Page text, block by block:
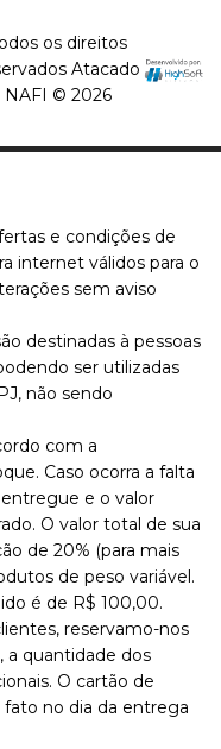
os direitos
Atacado
NAFI © 2026
e condições de
internet válidos para o
sem aviso
destinadas à pessoas
ser utilizadas
não sendo
com a
Caso ocorra a falta
e o valor
O valor total de sua
de 20% (para mais
de peso variável.
é de R$ 100,00.
reservamo-nos
a quantidade dos
O cartão de
fato no dia da entrega